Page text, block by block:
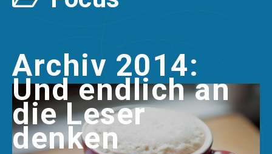
Archiv 2014:
Und endlich an
die Leser
denken